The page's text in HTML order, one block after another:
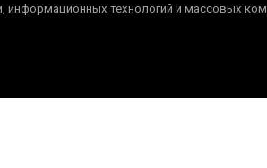
технологий и массовых